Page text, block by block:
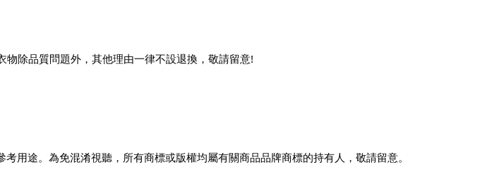
物除品質問題外，其他理由一律不設退換，敬請留意!
用途。為免混淆視聽，所有商標或版權均屬有關商品品牌商標的持有人，敬請留意。